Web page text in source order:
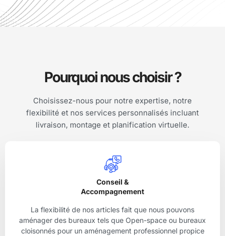
Pourquoi nous choisir ?
Choisissez-nous pour notre expertise, notre
flexibilité et nos services personnalisés incluant
livraison, montage et planification virtuelle.
Conseil &
Accompagnement
La flexibilité de nos articles fait que nous pouvons
aménager des bureaux tels que Open-space ou bureaux
cloisonnés pour un aménagement professionnel propice